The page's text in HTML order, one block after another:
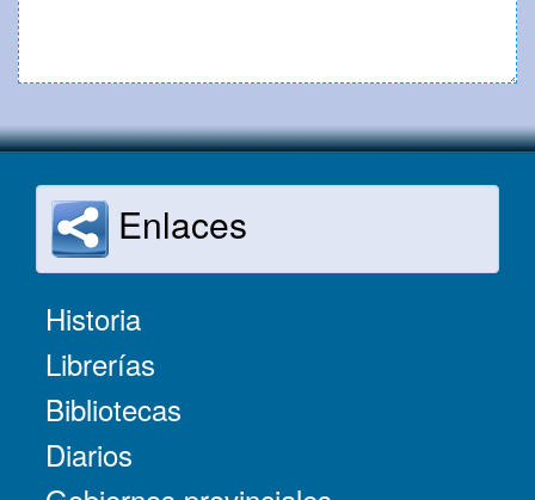
Enlaces
Historia
Librerías
Bibliotecas
Diarios